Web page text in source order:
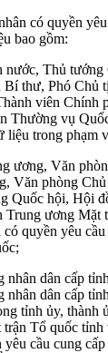
có quyền
bao gồm:
Thủ
thư, Phó Chủ
viên Chính
Thường vụ
liệu trong phạm
ương, Văn
Văn phòng
Quốc hội, Hội
Trung ương Mặt
quyền yêu
nhân dân cấp
nhân dân cấp
tỉnh ủy, thành
Tổ quốc
yêu cầu cung